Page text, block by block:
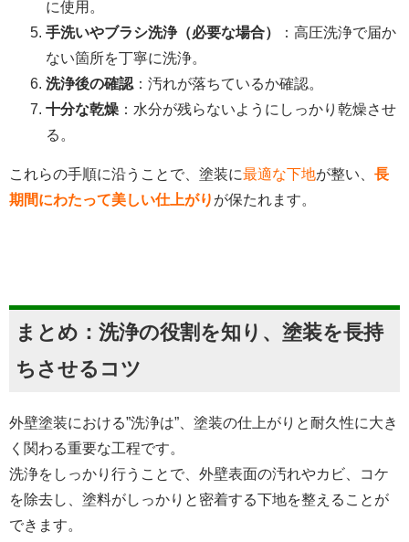
に使用。
手洗いやブラシ洗浄（必要な場合）
：高圧洗浄で届か
ない箇所を丁寧に洗浄。
洗浄後の確認 ：汚れが落ちているか確認。
十分な乾燥 ：水分が残らないようにしっかり乾燥させ
る。
これらの手順に沿うことで、塗装に最適な下地が整い、 長
期間にわたって美しい仕上がり が保たれます。
まとめ：洗浄の役割を知り、塗装を長持
ちさせるコツ
外壁塗装における”洗浄は”、塗装の仕上がりと耐久性に大き
く関わる重要な工程です。
洗浄をしっかり行うことで、外壁表面の汚れやカビ、コケ
を除去し、塗料がしっかりと密着する下地を整えることが
できます。